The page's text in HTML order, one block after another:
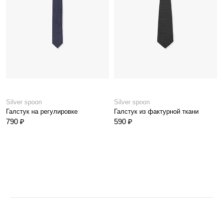
Silver spoon
Галстук на регулировке
790 ₽
Silver spoon
Галстук из фактурной ткани
590 ₽